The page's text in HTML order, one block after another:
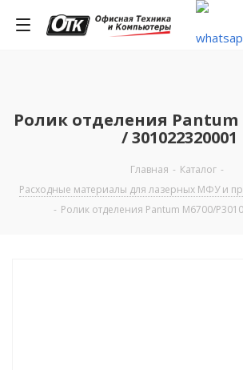
Ролик отделения Pantum
/ 301022320001
Главная - Каталог -
Расходные материалы для лазерных МФУ и
- Ролик отделения Pantum M6700/